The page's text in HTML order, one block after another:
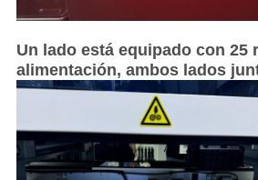
Un lado está equipado con 25
alimentación, ambos lados